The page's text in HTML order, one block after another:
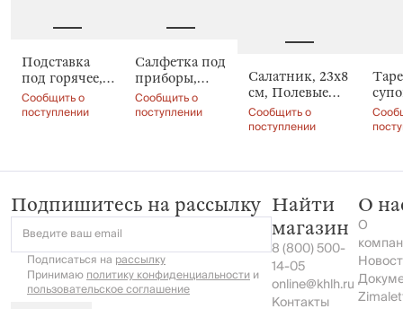
Подставка
под горячее,
17x24 см,
Земляника,
Сообщить о
поступлении
Салфетка под
приборы,
38x38 см,
Ягоды, Rock
Сообщить о
поступлении
Салатник, 23х8
см, Полевые
ягоды, Berry
meadow
Сообщить о
поступлении
см,
Подпишитесь на рассылку
Введите ваш email
Подписаться на рассылку
Принимаюполитику конфиденциальностии
пользовательское соглашение
Найти
магазин
8 (800) 500-
14-05
online@khlh.ru
Контакты
О
О